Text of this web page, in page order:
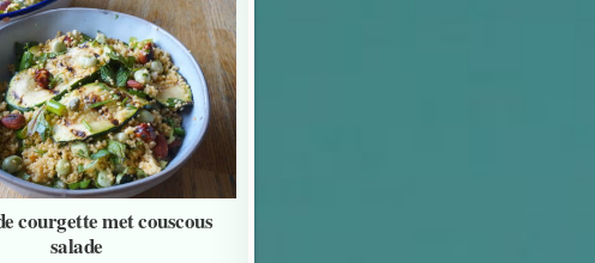
courgette met couscous
salade